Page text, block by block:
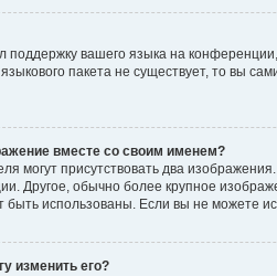
поддержку вашего языка на
языкового пакета не существует, то вы
вместе со своим именем?
могут присутствовать два
Другое, обычно более крупное
быть использованы. Если вы не можете
изменить его?